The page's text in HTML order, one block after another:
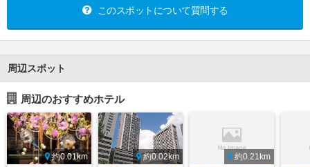
このスポットについて質問する
周辺スポット
周辺のおすすめホテル
約0.01km
約0.02km
約0.21km